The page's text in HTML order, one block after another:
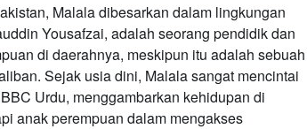
Malala dibesarkan dalam lingkungan
Yousafzai, adalah seorang pendidik dan
di daerahnya, meskipun itu adalah sebuah
Sejak usia dini, Malala sangat mencintai
Urdu, menggambarkan kehidupan di
anak perempuan dalam mengakses